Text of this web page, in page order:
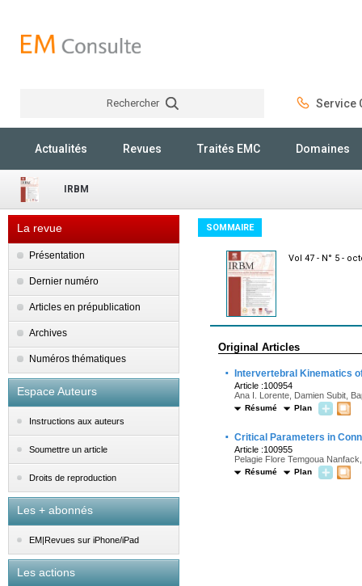
Rechercher Service
Actualités Revues Traités EMC Domaines
IRBM
La revue
Présentation
Dernier numéro
Articles en prépublication
Archives
Numéros thématiques
Espace Auteurs
Instructions aux auteurs
Soumettre un article
Droits de reproduction
Les + abonnés
EM|Revues sur iPhone/iPad
Les actions
SOMMAIRE
Vol 47 - N° 5 -
Original Articles
· Intervertebral Kinematics
Article :100954
Ana I. Lorente, Damien Subit,
Résumé Plan
· Critical Parameters in
Article :100955
Pelagie Flore Temgoua
Résumé Plan